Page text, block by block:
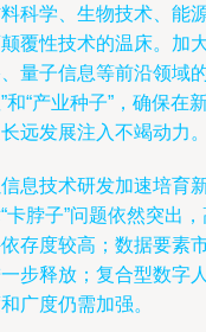
科学、生物技术、能
覆性技术的温床。加
量子信息等前沿领域
和“产业种子”，确保在
远发展注入不竭动力。
息技术研发加速培育
卡脖子”问题依然突出
存度较高；数据要素
步释放；复合型数字
广度仍需加强。